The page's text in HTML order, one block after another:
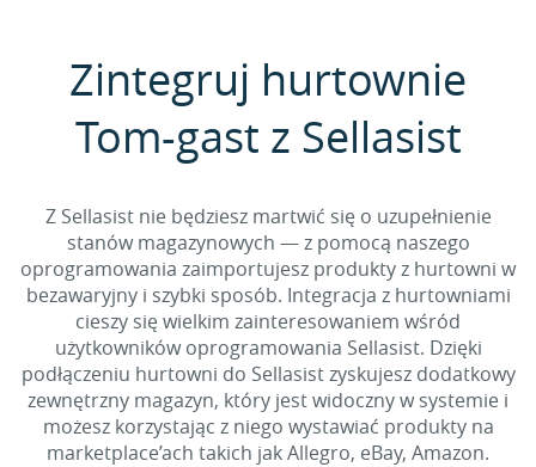
Zintegruj hurtownie
Tom-gast z Sellasist
Z Sellasist nie będziesz martwić się o uzupełnienie
stanów magazynowych — z pomocą naszego
oprogramowania zaimportujesz produkty z hurtowni w
bezawaryjny i szybki sposób. Integracja z hurtowniami
cieszy się wielkim zainteresowaniem wśród
użytkowników oprogramowania Sellasist. Dzięki
podłączeniu hurtowni do Sellasist zyskujesz dodatkowy
zewnętrzny magazyn, który jest widoczny w systemie i
możesz korzystając z niego wystawiać produkty na
marketplace’ach takich jak Allegro, eBay, Amazon.